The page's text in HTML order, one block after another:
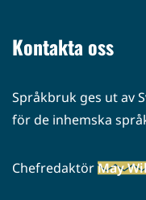
Kontakta oss
Språkbruk ges ut av
för de inhemska
ChefredaktörMay